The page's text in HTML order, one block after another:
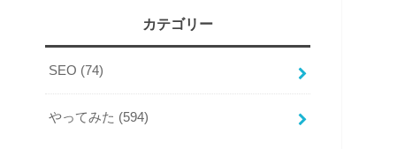
カテゴリー
SEO (74)
やってみた (594)